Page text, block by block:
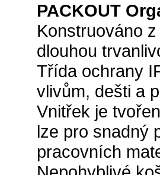
PACKOUT
Konstruováno
dlouhou
Třída ochrany
vlivům, dešti a
Vnitřek je
lze pro snadný
pracovních